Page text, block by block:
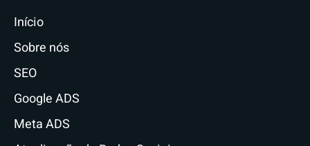
Início
Sobre nós
SEO
Google ADS
Meta ADS